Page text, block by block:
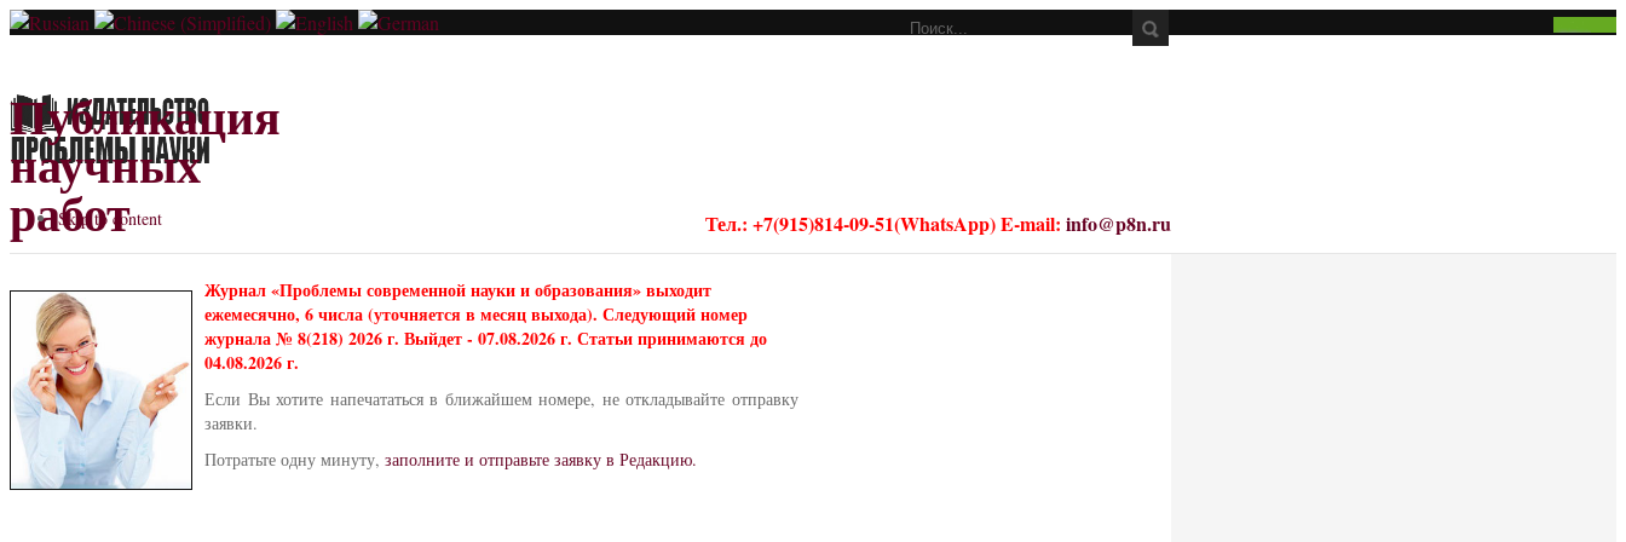
Публикация
научных
работ Тел.: +7(915)814-09-51(WhatsApp) E-mail: info@p8n.ru
Skip to content
Журнал «Проблемы современной науки и образования» выходит
ежемесячно, 6 числа (уточняется в месяц выхода). Следующий номер
журнала № 8(218) 2026 г. Выйдет - 07.08.2026 г. Статьи принимаются до
04.08.2026 г.
Если Вы хотите напечататься в ближайшем номере, не откладывайте отправку
заявки.
Потратьте одну минуту, заполните и отправьте заявку в Редакцию.